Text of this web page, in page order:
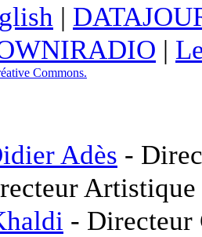
|
|
Commons.
Adès -
-